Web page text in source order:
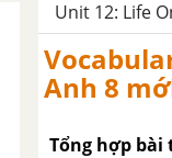
Unit 12: Life
Anh 8
Tổng hợp bài